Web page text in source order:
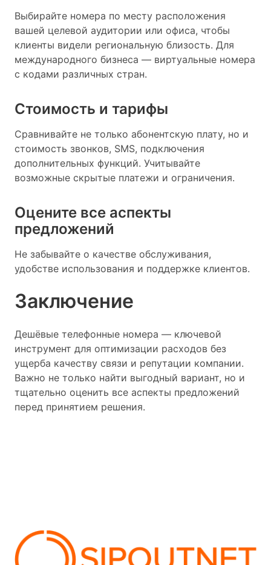
Выбирайте номера по месту расположения
вашей целевой аудитории или офиса, чтобы
клиенты видели региональную близость. Для
международного бизнеса — виртуальные номера
с кодами различных стран.
Стоимость и тарифы
Сравнивайте не только абонентскую плату, но и
стоимость звонков, SMS, подключения
дополнительных функций. Учитывайте
возможные скрытые платежи и ограничения.
Оцените все аспекты
предложений
Не забывайте о качестве обслуживания,
удобстве использования и поддержке клиентов.
Заключение
Дешёвые телефонные номера — ключевой
инструмент для оптимизации расходов без
ущерба качеству связи и репутации компании.
Важно не только найти выгодный вариант, но и
тщательно оценить все аспекты предложений
перед принятием решения.